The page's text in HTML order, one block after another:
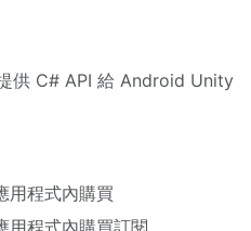
供 C# API 給 Android Unity
用程式內購買
程式內購買訂閱